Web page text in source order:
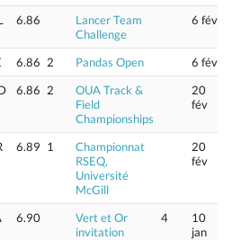
6.86
Lancer Team
Challenge
6 fév
6.86 2 Pandas Open
6 fév
6.86 2
OUA Track &
Field
Championships
20
fév
6.89 1
Championnat
RSEQ,
Université
McGill
20
fév
6.90
Vert et Or
invitation
4
10
jan